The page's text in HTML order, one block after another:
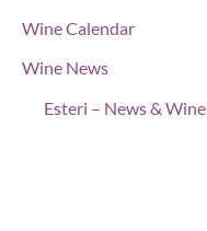
Wine Calendar
Wine News
Esteri – News & Wine